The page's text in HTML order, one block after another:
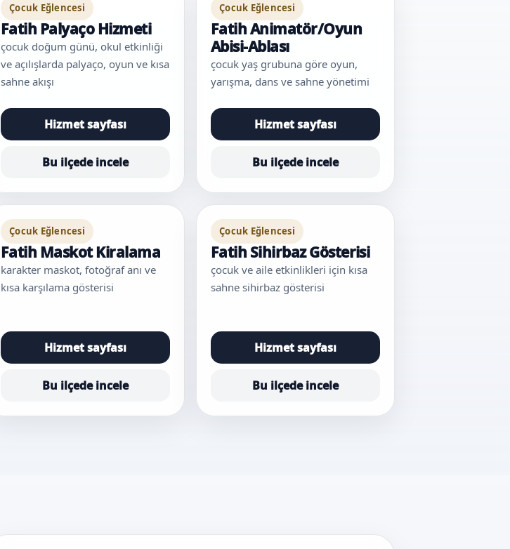
Çocuk Eğlencesi
Fatih Palyaço Hizmeti
çocuk doğum günü, okul etkinliği
ve açılışlarda palyaço, oyun ve kısa
sahne akışı
Hizmet sayfası
Bu ilçede incele
Çocuk Eğlencesi
Fatih Animatör/Oyun
Abisi-Ablası
çocuk yaş grubuna göre oyun,
yarışma, dans ve sahne yönetimi
Hizmet sayfası
Bu ilçede incele
Çocuk Eğlencesi
Fatih Maskot Kiralama
karakter maskot, fotoğraf anı ve
kısa karşılama gösterisi
Hizmet sayfası
Bu ilçede incele
Çocuk Eğlencesi
Fatih Sihirbaz Gösterisi
çocuk ve aile etkinlikleri için kısa
sahne sihirbaz gösterisi
Hizmet sayfası
Bu ilçede incele